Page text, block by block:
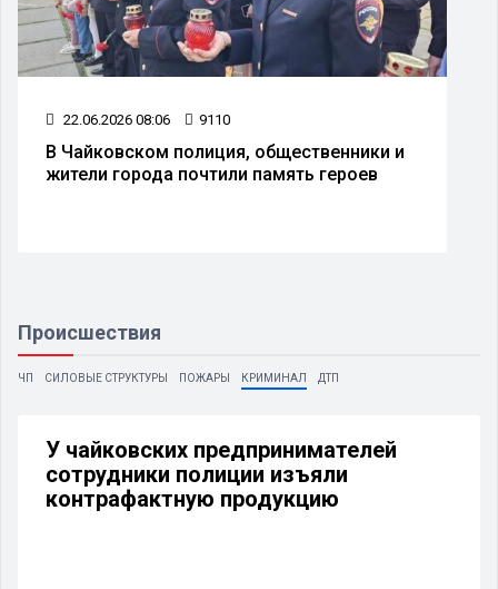
22.06.2026 08:06 9110
В Чайковском полиция, общественники и
жители города почтили память героев
Происшествия
ЧП СИЛОВЫЕ СТРУКТУРЫ ПОЖАРЫ КРИМИНАЛ ДТП
У чайковских предпринимателей
сотрудники полиции изъяли
контрафактную продукцию